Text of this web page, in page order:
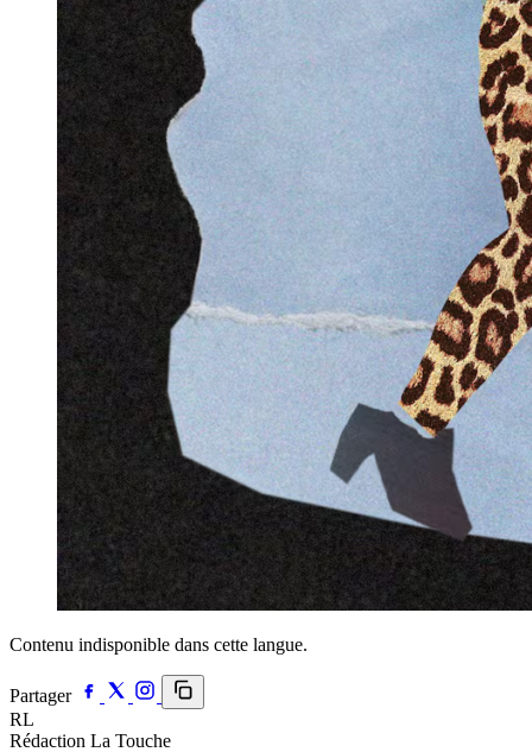
Contenu indisponible dans cette langue.
Partager
RL
Rédaction La Touche